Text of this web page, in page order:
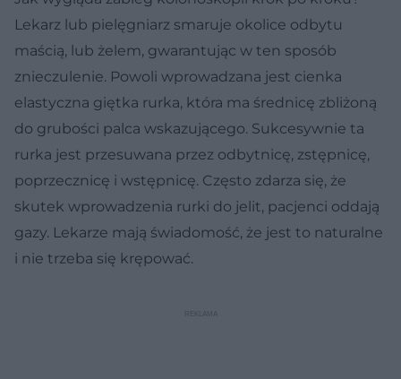
Lekarz lub pielęgniarz smaruje okolice odbytu
maścią, lub żelem, gwarantując w ten sposób
znieczulenie. Powoli wprowadzana jest cienka
elastyczna giętka rurka, która ma średnicę zbliżoną
do grubości palca wskazującego. Sukcesywnie ta
rurka jest przesuwana przez odbytnicę, zstępnicę,
poprzecznicę i wstępnicę. Często zdarza się, że
skutek wprowadzenia rurki do jelit, pacjenci oddają
gazy. Lekarze mają świadomość, że jest to naturalne
i nie trzeba się krępować.